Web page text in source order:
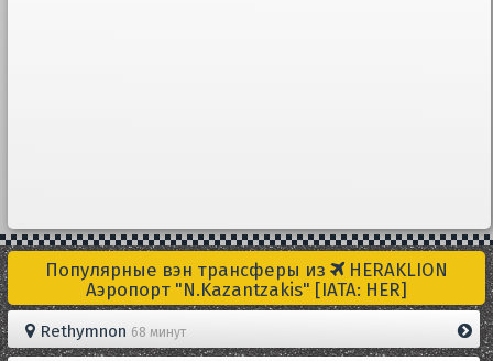
Популярные вэн трансферы из
HERAKLION
Aэропорт "N.Kazantzakis" [IATA: HER]
Rethymnon 68 минут